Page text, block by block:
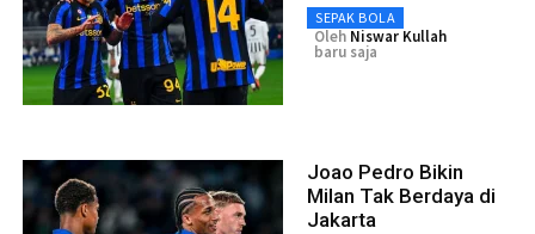
SEPAK BOLA
Oleh Niswar Kullah
baru saja
Joao Pedro Bikin
Milan Tak Berdaya di
Jakarta